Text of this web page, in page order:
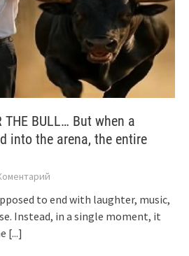
THE BULL… But when a
into the arena, the entire
to end with laughter, music,
Instead, in a single moment, it
[...]